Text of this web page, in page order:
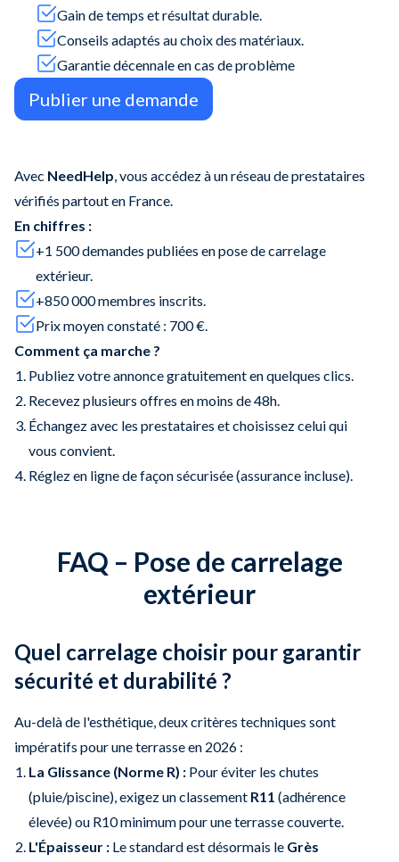
Gain de temps et résultat durable.
Conseils adaptés au choix des matériaux.
Garantie décennale en cas de problème
Publier une demande
Avec NeedHelp, vous accédez à un réseau de prestataires
vérifiés partout en France.
En chiffres :
+1 500 demandes publiées en pose de carrelage
extérieur.
+850 000 membres inscrits.
Prix moyen constaté : 700 €.
Comment ça marche ?
Publiez votre annonce gratuitement en quelques clics.
Recevez plusieurs offres en moins de 48h.
Échangez avec les prestataires et choisissez celui qui
vous convient.
Réglez en ligne de façon sécurisée (assurance incluse).
FAQ – Pose de carrelage
extérieur
Quel carrelage choisir pour garantir
sécurité et durabilité ?
Au-delà de l'esthétique, deux critères techniques sont
impératifs pour une terrasse en 2026 :
La Glissance (Norme R) : Pour éviter les chutes
(pluie/piscine), exigez un classement R11 (adhérence
élevée) ou R10 minimum pour une terrasse couverte.
L'Épaisseur : Le standard est désormais le Grès